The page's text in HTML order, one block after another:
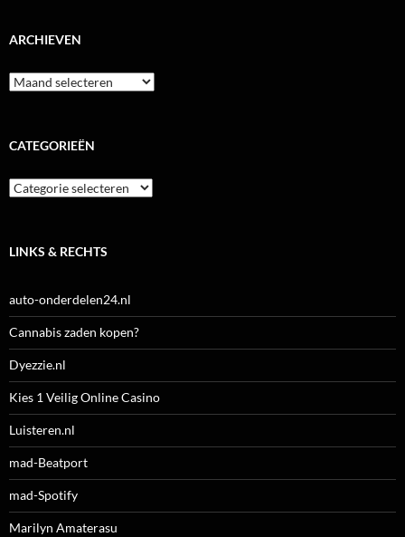
ARCHIEVEN
Archieven
CATEGORIEËN
Categorieën
LINKS & RECHTS
auto-onderdelen24.nl
Cannabis zaden kopen?
Dyezzie.nl
Kies 1 Veilig Online Casino
Luisteren.nl
mad-Beatport
mad-Spotify
Marilyn Amaterasu